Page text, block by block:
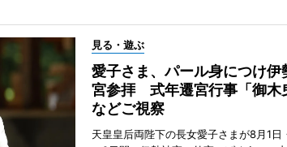
見る・遊ぶ
愛子さま、パール身につけ伊
宮参拝 式年遷宮行事「御木
などご視察
天皇皇后両陛下の長女愛子さまが8月1日